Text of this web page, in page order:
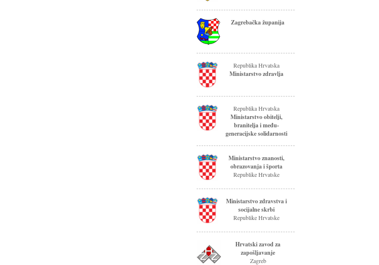
Zagrebačka županija
Republika Hrvatska
Ministarstvo zdravlja
Republika Hrvatska
Ministarstvo obitelji,
branitelja i među-
generacijske solidarnosti
Ministarstvo znanosti,
obrazovanja i športa
Republike Hrvatske
Ministarstvo zdravstva i
socijalne skrbi
Republike Hrvatske
Hrvatski zavod za
zapošljavanje
Zagreb